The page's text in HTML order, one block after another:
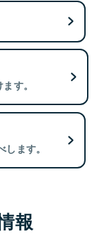
す。
ます。
報